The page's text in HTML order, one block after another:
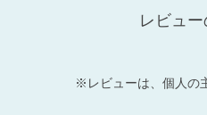
レビュ
※レビューは、個人の